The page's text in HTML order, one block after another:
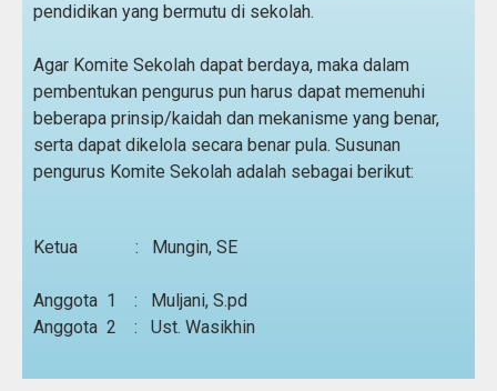
pendidikan yang bermutu di sekolah.
Agar Komite Sekolah dapat berdaya, maka dalam
pembentukan pengurus pun harus dapat memenuhi
beberapa prinsip/kaidah dan mekanisme yang benar,
serta dapat dikelola secara benar pula. Susunan
pengurus Komite Sekolah adalah sebagai berikut:
Ketua : Mungin, SE
Anggota 1 : Muljani, S.pd
Anggota 2 : Ust. Wasikhin